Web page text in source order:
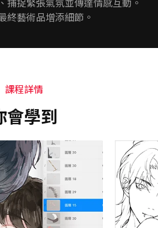
終藝術品增添細節。
課程詳情
會學到